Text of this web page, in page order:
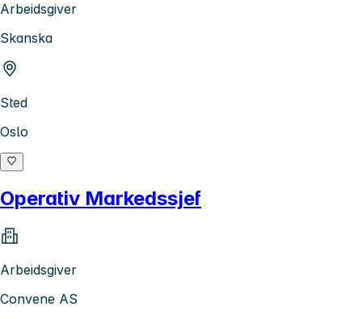
Arbeidsgiver
Skanska
Sted
Oslo
Operativ Markedssjef
Arbeidsgiver
Convene AS